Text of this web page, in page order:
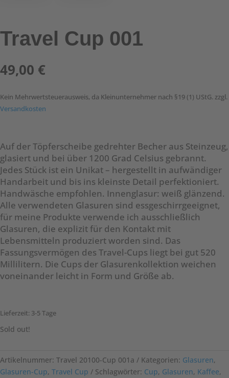
Travel Cup 001
49,00 €
Kein Mehrwertsteuerausweis, da Kleinunternehmer nach §19 (1) UStG. zzgl.
Versandkosten
Auf der Töpferscheibe gedrehter Becher aus Steinzeug,
glasiert und bei über 1200 Grad Celsius gebrannt.
Jedes Stück ist ein Unikat – hergestellt in aufwändiger
Handarbeit und bis ins kleinste Detail perfektioniert.
Handwäsche empfohlen. Innenglasur: weiß glänzend.
Alle verwendeten Glasuren sind essgeschirrgeeignet,
für meine Produkte verwende ich ausschließlich
Glasuren, die explizit für den Kontakt mit
Lebensmitteln produziert worden sind. Das
Fassungsvermögen des Travel-Cups liegt bei gut 520
Millilitern. Die Cups der Glasurenkollektion weichen
voneinander leicht in Form und Größe ab.
Lieferzeit: 3-5 Tage
Sold out!
Artikelnummer: Travel 20100-Cup 001a Kategorien: Glasuren,
Glasuren-Cup, Travel Cup Schlagwörter: Cup, Glasuren, Kaffee,